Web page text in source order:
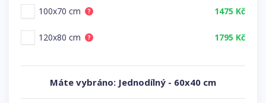
100x70 cm ? 1475 Kč
120x80 cm ? 1795 Kč
Máte vybráno: Jednodílný - 60x40 cm